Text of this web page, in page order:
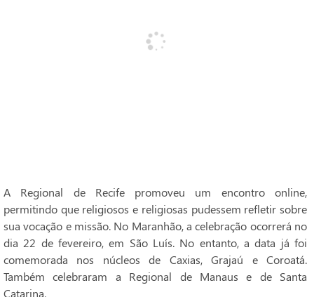
A Regional de Recife promoveu um encontro online,
permitindo que religiosos e religiosas pudessem refletir sobre
sua vocação e missão. No Maranhão, a celebração ocorrerá no
dia 22 de fevereiro, em São Luís. No entanto, a data já foi
comemorada nos núcleos de Caxias, Grajaú e Coroatá.
Também celebraram a Regional de Manaus e de Santa
Catarina.